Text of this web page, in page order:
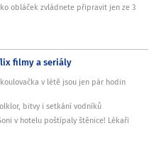
obláček zvládnete připravit jen ze 3
filmy a seriály
v létě jsou jen pár hodin
bitvy i setkání vodníků
v hotelu poštípaly štěnice! Lékaři